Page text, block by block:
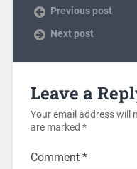
Previous post
Next post
Leave a
Your email address will
are marked *
Comment *